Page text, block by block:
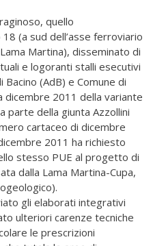
quello
(a sud dell’asse ferroviario
Martina), disseminato di
e logoranti stalli esecutivi
(AdB) e Comune di
dicembre 2011 della variante
parte della giunta Azzollini
cartaceo di dicembre
2011 ha richiesto
stesso PUE al progetto di
dalla Lama Martina-Cupa,
gli elaborati integrativi
ulteriori carenze tecniche
le prescrizioni